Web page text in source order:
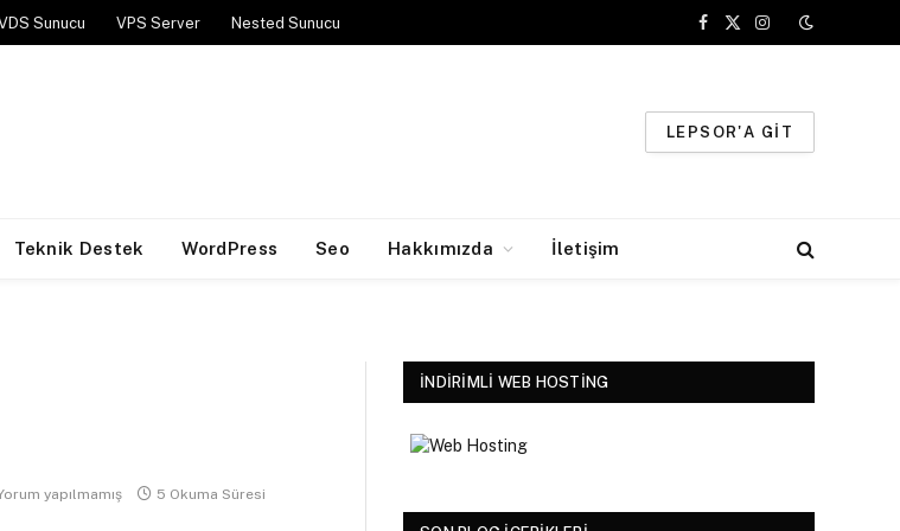
Sunucu VPS Server Nested Sunucu
Facebook
X
Instagram
LEPSOR'A GIT
Teknik Destek WordPress Seo Hakkımızda İletişim
yapılmamış 5 Okuma Süresi
İNDIRIMLI WEB HOSTING